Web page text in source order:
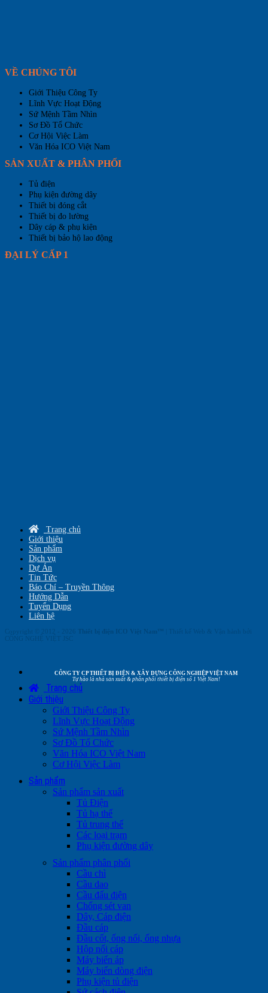
VỀ CHÚNG TÔI
Giới Thiệu Công Ty
Lĩnh Vực Hoạt Động
Sứ Mệnh Tầm Nhìn
Sơ Đồ Tổ Chức
Cơ Hội Việc Làm
Văn Hóa ICO Việt Nam
SẢN XUẤT & PHÂN PHỐI
Tủ điện
Phụ kiện đường dây
Thiết bị đóng cắt
Thiết bị đo lường
Dây cáp & phụ kiện
Thiết bị bảo hộ lao động
ĐẠI LÝ CẤP 1
Trang chủ
Giới thiệu
Sản phẩm
Dịch vụ
Dự Án
Tin Tức
Báo Chí – Truyền Thông
Hướng Dẫn
Tuyển Dụng
Liên hệ
Copyright © 2012 - 2026 Thiết bị điện ICO Việt Nam™ | Thiết kế Web & Vận hành bởi
CÔNG NGHỆ VIỆT JSC
CÔNG TY CP THIẾT BỊ ĐIỆN & XÂY DỰNG CÔNG NGHIỆP VIỆT NAM
Tự hào là nhà sản xuất & phân phối thiết bị điện số 1 Việt Nam!
Trang chủ
Giới thiệu
Giới Thiệu Công Ty
Lĩnh Vực Hoạt Động
Sứ Mệnh Tầm Nhìn
Sơ Đồ Tổ Chức
Văn Hóa ICO Việt Nam
Cơ Hội Việc Làm
Sản phẩm
Sản phẩm sản xuất
Tủ Điện
Tủ hạ thế
Tủ trung thế
Các loại trạm
Phụ kiện đường dây
Sản phẩm phân phối
Cầu chì
Cầu dao
Cầu đấu điện
Chống sét van
Dây, Cáp điện
Đầu cáp
Đầu cốt, ống nối, ống nhựa
Hộp nối cáp
Máy biến áp
Máy biến dòng điện
Phụ kiện tủ điện